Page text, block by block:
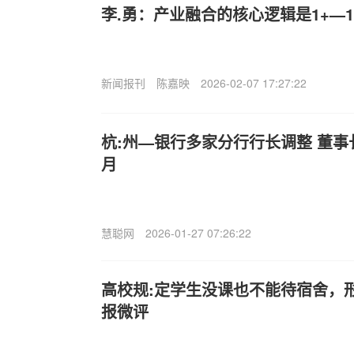
李.勇：产业融合的核心逻辑是
新闻报刊 陈嘉映 2026-02-07 17:27:22
杭:州—银行多家分行行长调整 董事
月
慧聪网 2026-01-27 07:26:22
高校规:定学生没课也不能待宿舍，
报微评